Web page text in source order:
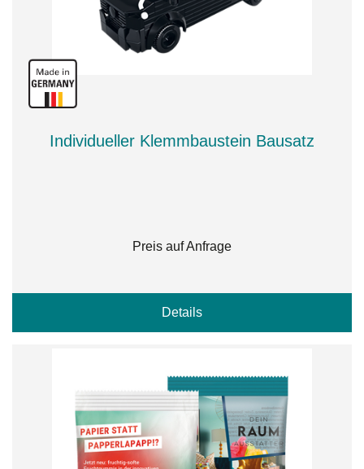
Individueller Klemmbaustein Bausatz
Preis auf Anfrage
Details